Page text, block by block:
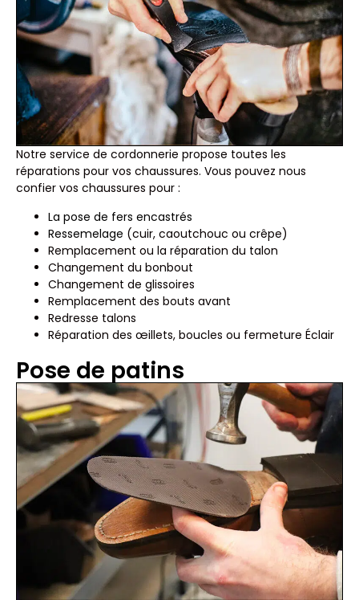
Notre service de cordonnerie propose toutes les
réparations pour vos chaussures. Vous pouvez nous
confier vos chaussures pour :
La pose de fers encastrés
Ressemelage (cuir, caoutchouc ou crêpe)
Remplacement ou la réparation du talon
Changement du bonbout
Changement de glissoires
Remplacement des bouts avant
Redresse talons
Réparation des œillets, boucles ou fermeture Éclair
Pose de patins